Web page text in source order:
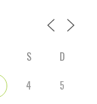
S
D
4 5